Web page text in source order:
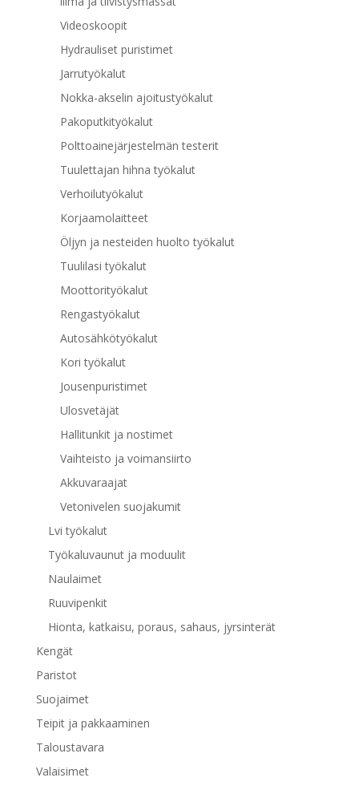
Videoskoopit
Hydrauliset puristimet
Jarrutyökalut
Nokka-akselin ajoitustyökalut
Pakoputkityökalut
Polttoainejärjestelmän testerit
Tuulettajan hihna työkalut
Verhoilutyökalut
Korjaamolaitteet
Öljyn ja nesteiden huolto työkalut
Tuulilasi työkalut
Moottorityökalut
Rengastyökalut
Autosähkötyökalut
Kori työkalut
Jousenpuristimet
Ulosvetäjät
Hallitunkit ja nostimet
Vaihteisto ja voimansiirto
Akkuvaraajat
Vetonivelen suojakumit
Lvi työkalut
Työkaluvaunut ja moduulit
Naulaimet
Ruuvipenkit
Hionta, katkaisu, poraus, sahaus, jyrsinterät
Kengät
Paristot
Suojaimet
Teipit ja pakkaaminen
Taloustavara
Valaisimet